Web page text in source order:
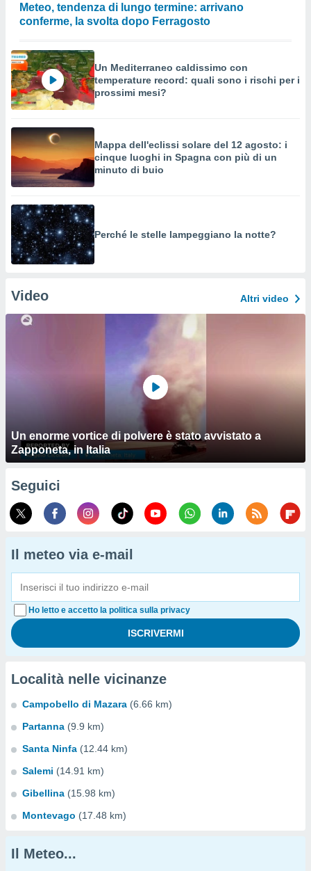
Meteo, tendenza di lungo termine: arrivano
conferme, la svolta dopo Ferragosto
Un Mediterraneo caldissimo con
temperature record: quali sono i rischi per i
prossimi mesi?
Mappa dell'eclissi solare del 12 agosto: i
cinque luoghi in Spagna con più di un
minuto di buio
Perché le stelle lampeggiano la notte?
Video Altri video
Un enorme vortice di polvere è stato avvistato a
Zapponeta, in Italia
Seguici
Il meteo via e-mail
Ho letto e accetto la politica sulla privacy
Località nelle vicinanze
Campobello di Mazara (6.66 km)
Partanna (9.9 km)
Santa Ninfa (12.44 km)
Salemi (14.91 km)
Gibellina (15.98 km)
Montevago (17.48 km)
Il Meteo...